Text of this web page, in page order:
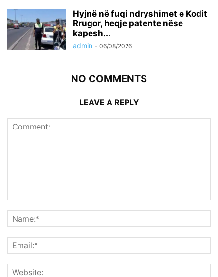
Hyjnë në fuqi ndryshimet e Kodit
Rrugor, heqje patente nëse
kapesh...
admin - 06/08/2026
NO COMMENTS
LEAVE A REPLY